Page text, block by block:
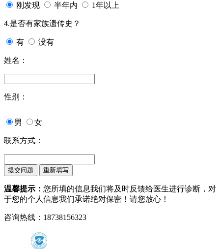
刚发现 半年内 1年以上
4.是否有家族遗传史？
有 没有
姓名：
性别：
男 女
联系方式：
温馨提示： 您所填的信息我们将及时反馈给医生进行诊断，对
于您的个人信息我们承诺绝对保密！请您放心！
咨询热线：18738156323